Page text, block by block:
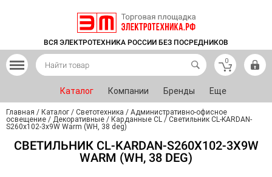
ВСЯ ЭЛЕКТРОТЕХНИКА РОССИИ БЕЗ ПОСРЕДНИКОВ
0
Каталог Компании Бренды Еще
Главная / Каталог / Светотехника / Административно-офисное
освещение / Декоративные / Карданные CL / Светильник CL-KARDAN-
S260x102-3x9W Warm (WH, 38 deg)
СВЕТИЛЬНИК CL-KARDAN-S260X102-3X9W
WARM (WH, 38 DEG)